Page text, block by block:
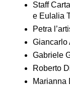
Staff
e Eulalia
Petra
Giancarlo
Gabriele
Roberto
Marianna